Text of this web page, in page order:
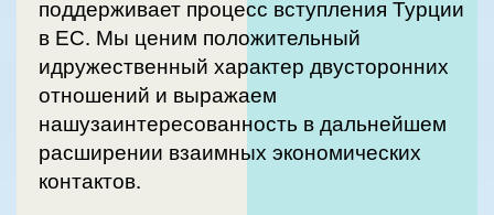
поддерживает процесс вступления Турции
в ЕС. Мы ценим положительный
идружественный характер двусторонних
отношений и выражаем
нашузаинтересованность в дальнейшем
расширении взаимных экономических
контактов.